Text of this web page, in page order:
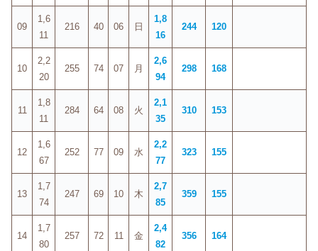
09
1,6
11
216 40 06 日
1,8
16
244 120
10
2,2
20
255 74 07 月
2,6
94
298 168
11
1,8
11
284 64 08 火
2,1
35
310 153
12
1,6
67
252 77 09 水
2,2
77
323 155
13
1,7
74
247 69 10 木
2,7
85
359 155
14
1,7
80
257 72 11 金
2,4
82
356 164